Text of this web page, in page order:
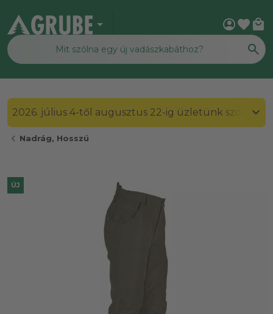
arrow_drop_down account_circlefavorite local_mall
2026. július 4-től augusztus 22-ig üzletünk
chevron_left Nadrág, Hosszú
ÚJ